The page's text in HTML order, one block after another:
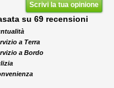
Scrivi la tua opinione
su 69 recensioni
a Terra
a Bordo